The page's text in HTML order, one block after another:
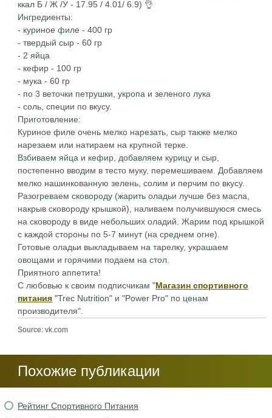
ккал Б / Ж /У - 17.95 / 4.01/ 6.9) 👌
Ингредиенты:
- куриное филе - 400 гр
- твердый сыр - 60 гр
- 2 яйца
- кефир - 100 гр
- мука - 60 гр
- по 3 веточки петрушки, укропа и зеленого лука
- соль, специи по вкусу.
Приготовление:
Куриное филе очень мелко нарезать, сыр также мелко
нарезаем или натираем на крупной терке.
Взбиваем яйца и кефир, добавляем курицу и сыр,
постепенно вводим в тесто муку, перемешиваем. Добавляем
мелко нашинкованную зелень, солим и перчим по вкусу.
Разогреваем сковороду (жарить оладьи лучше без масла,
накрыв сковороду крышкой), наливаем получившуюся смесь
на сковороду в виде небольших оладий. Жарим под крышкой
с каждой стороны по 5-7 минут (на среднем огне).
Готовые оладьи выкладываем на тарелку, украшаем
овощами и горячими подаем на стол.
Приятного аппетита!
С любовью к своим подписчикам "Магазин спортивного
питания "Trec Nutrition" и "Power Pro" по ценам
производителя".
Source: vk.com
Похожие публикации
Рейтинг Спортивного Питания